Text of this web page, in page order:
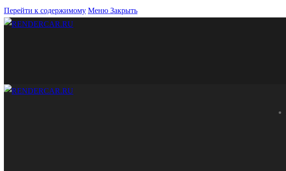
Перейти к содержимому Меню Закрыть